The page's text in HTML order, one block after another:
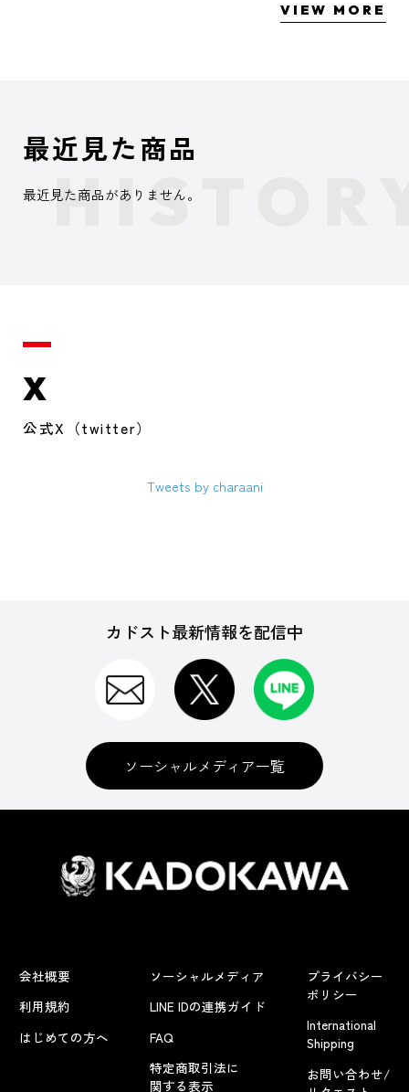
VIEW MORE
最近見た商品
最近見た商品がありません。
X
公式X（twitter）
Tweets by charaani
カドスト最新情報を配信中
ソーシャルメディア一覧
会社概要
利用規約
はじめての方へ
ソーシャルメディア
LINE IDの連携ガイド
FAQ
特定商取引法に
関する表示
プライバシー
ポリシー
International
Shipping
お問い合わせ/